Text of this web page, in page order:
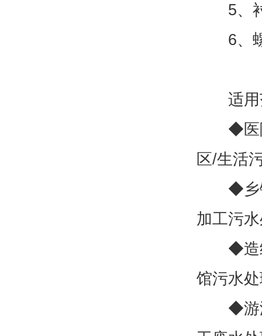
5、衬
6、螺
适用
◆医院/
区/生活
◆乡镇
加工污
◆造
馆污水
◆游泳